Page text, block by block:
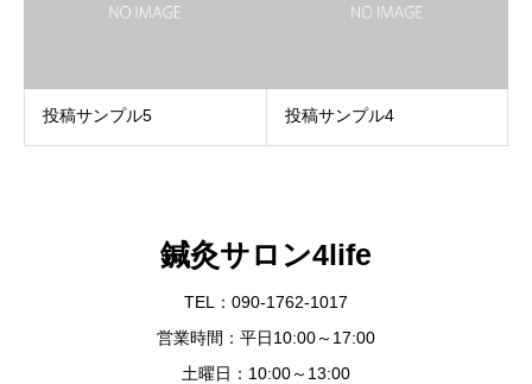
投稿サンプル5 投稿サンプル4
鍼灸サロン4life
TEL：090-1762-1017
営業時間：平日10:00～17:00
土曜日：10:00～13:00